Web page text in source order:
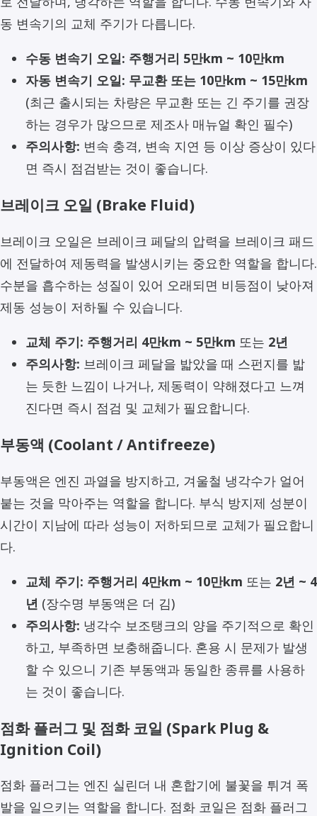
동 변속기의 교체 주기가 다릅니다.
수동 변속기 오일: 주행거리 5만km ~ 10만km
자동 변속기 오일: 무교환 또는 10만km ~ 15만km
(최근 출시되는 차량은 무교환 또는 긴 주기를 권장
하는 경우가 많으므로 제조사 매뉴얼 확인 필수)
주의사항: 변속 충격, 변속 지연 등 이상 증상이 있다
면 즉시 점검받는 것이 좋습니다.
브레이크 오일 (Brake Fluid)
브레이크 오일은 브레이크 페달의 압력을 브레이크 패드
에 전달하여 제동력을 발생시키는 중요한 역할을 합니다.
수분을 흡수하는 성질이 있어 오래되면 비등점이 낮아져
제동 성능이 저하될 수 있습니다.
교체 주기: 주행거리 4만km ~ 5만km 또는 2년
주의사항: 브레이크 페달을 밟았을 때 스펀지를 밟
는 듯한 느낌이 나거나, 제동력이 약해졌다고 느껴
진다면 즉시 점검 및 교체가 필요합니다.
부동액 (Coolant / Antifreeze)
부동액은 엔진 과열을 방지하고, 겨울철 냉각수가 얼어
붙는 것을 막아주는 역할을 합니다. 부식 방지제 성분이
시간이 지남에 따라 성능이 저하되므로 교체가 필요합니
다.
교체 주기: 주행거리 4만km ~ 10만km 또는 2년 ~ 4
년 (장수명 부동액은 더 김)
주의사항: 냉각수 보조탱크의 양을 주기적으로 확인
하고, 부족하면 보충해줍니다. 혼용 시 문제가 발생
할 수 있으니 기존 부동액과 동일한 종류를 사용하
는 것이 좋습니다.
점화 플러그 및 점화 코일 (Spark Plug &
Ignition Coil)
점화 플러그는 엔진 실린더 내 혼합기에 불꽃을 튀겨 폭
발을 일으키는 역할을 합니다. 점화 코일은 점화 플러그